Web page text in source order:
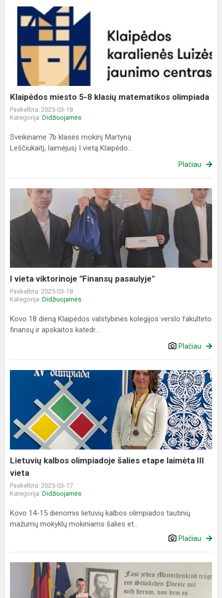
Klaipėdos
miesto
klasių
matematikos
olimpiada
Klaipėdos miesto 5-8 klasių matematikos olimpiada
Paskelbta: 2025-03-18
Kategorija: Didžiuojamės
Sveikiname 7b klasės mokinį Martyną
Leščiukaitį, laimėjusį I vietą Klaipėdo...
Plačiau
viktorinoje
I vieta viktorinoje "Finansų pasaulyje"
Paskelbta: 2025-03-18
Kategorija: Didžiuojamės
Kovo 18 dieną Klaipėdos valstybinės kolegijos verslo fakulteto
finansų ir apskaitos katedr...
Plačiau
Lietuvių
olimpiadoje
etape
laimėta
vieta
Lietuvių kalbos olimpiadoje šalies etape laimėta III
vieta
Paskelbta: 2025-03-17
Kategorija: Didžiuojamės
Kovo 14-15 dienomis lietuvių kalbos olimpiados tautinių
mažumų mokyklų mokiniams šalies et...
Plačiau